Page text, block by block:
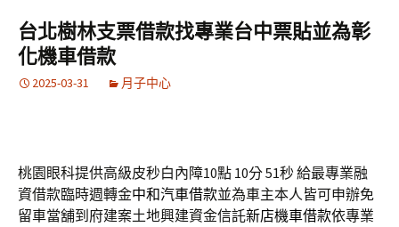
台北樹林支票借款找專業台中票貼並為彰
化機車借款
2025-03-31 月子中心
桃園眼科提供高級皮秒白內障10點 10分 51秒給最專業融
資借款臨時週轉金中和汽車借款並為車主本人皆可申辦免
留車當舖到府建案土地興建資金信託新店機車借款依專業